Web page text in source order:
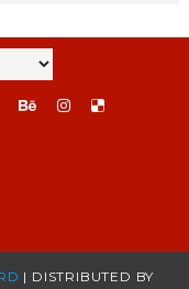
| DISTRIBUTED BY